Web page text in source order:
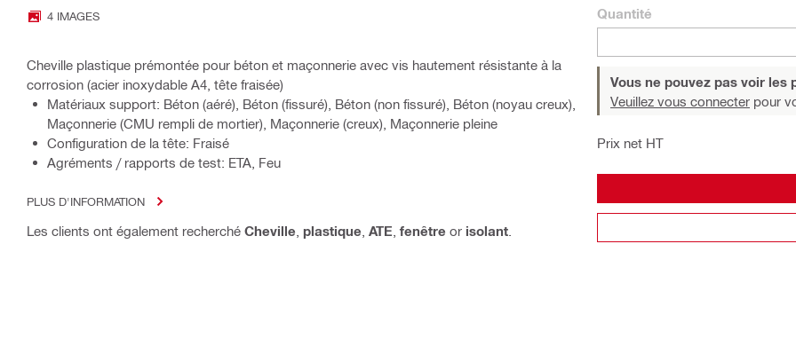
4 IMAGES
Cheville plastique prémontée pour béton et maçonnerie avec vis hautement résistante à la
corrosion (acier inoxydable A4, tête fraisée)
Matériaux support: Béton (aéré), Béton (fissuré), Béton (non fissuré), Béton (noyau creux),
Maçonnerie (CMU rempli de mortier), Maçonnerie (creux), Maçonnerie pleine
Configuration de la tête: Fraisé
Agréments / rapports de test: ETA, Feu
PLUS D'INFORMATION
Les clients ont également recherché Cheville plastique ATE fenêtre or isolant
Quantité
Vous ne pouvez pas voir les
Veuillez vous connecter pour
Prix net HT